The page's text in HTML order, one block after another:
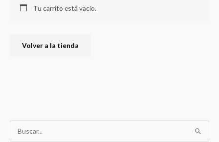
Tu carrito está vacío.
Volver a la tienda